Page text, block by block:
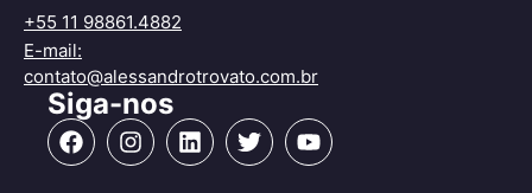
+55 11 98861.4882
E-mail:
contato@alessandrotrovato.com.br
Siga-nos